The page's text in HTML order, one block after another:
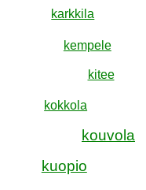
karkkila
kempele
kitee
kokkola
kouvola
kuopio